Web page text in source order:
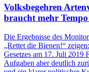
Volksbegehren
braucht mehr
Die Ergebnisse des
„Rettet die Bienen!“
Gesetzes am 17. Juli 2019
Aufgaben aber deutlich